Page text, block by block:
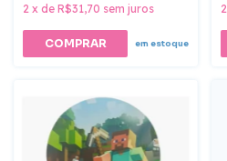
2 x de R$31,70 sem juros
em estoque
2